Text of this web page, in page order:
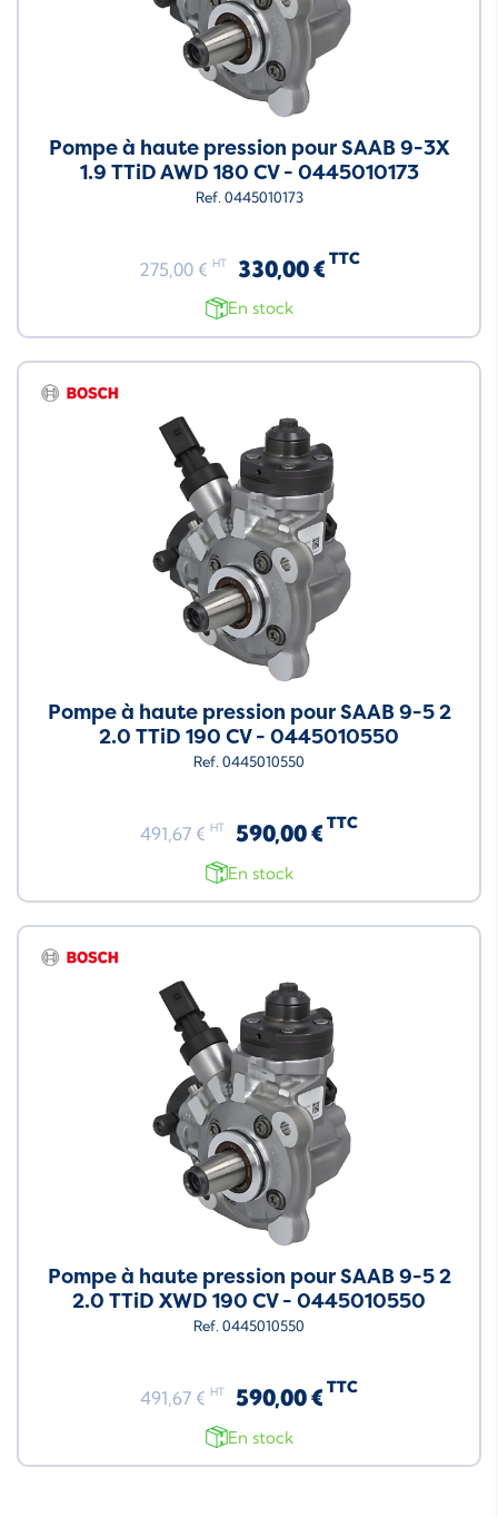
Pompe à haute pression pour SAAB 9-3X
1.9 TTiD AWD 180 CV - 0445010173
Ref. 0445010173
275,00 € HT 330,00 € TTC
En stock
Pompe à haute pression pour SAAB 9-5 2
2.0 TTiD 190 CV - 0445010550
Ref. 0445010550
491,67 € HT 590,00 € TTC
En stock
Pompe à haute pression pour SAAB 9-5 2
2.0 TTiD XWD 190 CV - 0445010550
Ref. 0445010550
491,67 € HT 590,00 € TTC
En stock